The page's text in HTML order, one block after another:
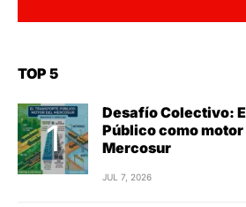
TOP 5
Desafío Colectivo:
Público como motor
Mercosur
JUL 7, 2026